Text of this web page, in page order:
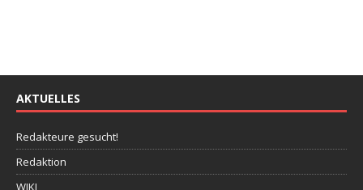
AKTUELLES
Redakteure gesucht!
Redaktion
WIKI